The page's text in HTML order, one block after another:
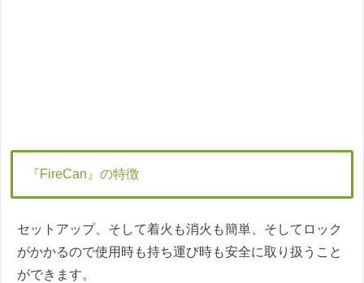
『FireCan』の特徴
セットアップ、そして着火も消火も簡単、そしてロック
がかかるので使用時も持ち運び時も安全に取り扱うこと
ができます。